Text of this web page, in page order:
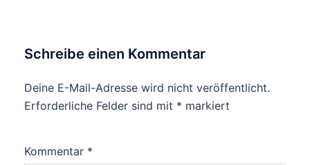
Schreibe einen Kommentar
Deine E-Mail-Adresse wird nicht veröffentlicht.
Erforderliche Felder sind mit * markiert
Kommentar *